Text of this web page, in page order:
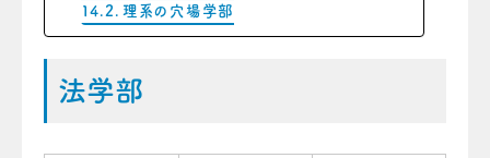
理系の穴場学部
法学部